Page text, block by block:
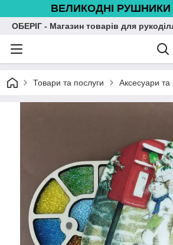
ВЕЛИКОДНІ РУШНИКИ
ОБЕРІГ - Магазин товарів для
Товари та послуги Аксесуари та